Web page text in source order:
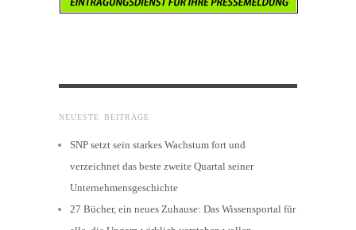
NEUESTE BEITRÄGE
SNP setzt sein starkes Wachstum fort und
verzeichnet das beste zweite Quartal seiner
Unternehmensgeschichte
27 Bücher, ein neues Zuhause: Das Wissensportal für